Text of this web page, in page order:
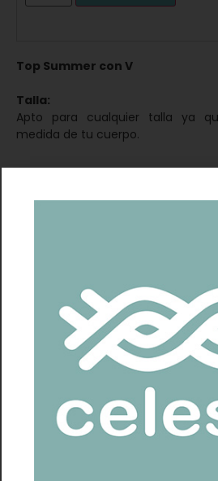
Top Summer con V
Talla:
Apto para cualquier talla ya
medida de tu cuerpo.
Este diseño siempre va a
para dar una textura única y
El punto Narcisos lo diseñé para
nombre, pero me gustó tanto
top porque queda increíble en
cualquier prenda.
Este diseño es una variación del
tiene escote cuadrado.
Para esta versión con
favorecedor en cualquier
muestras más angostas y cortas,